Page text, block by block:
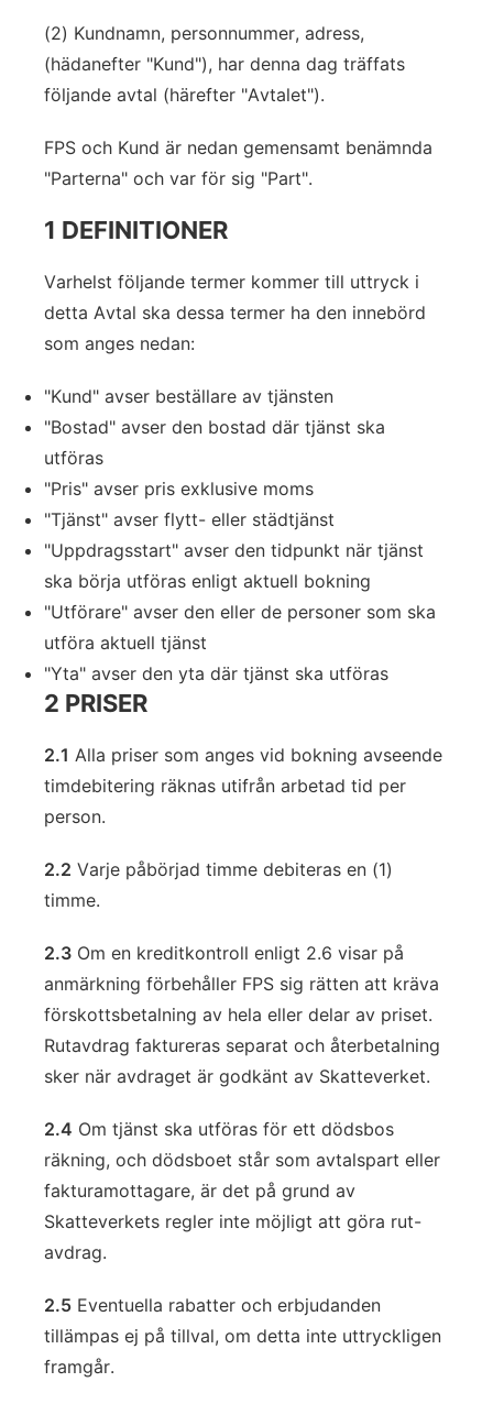
(2) Kundnamn, personnummer, adress,
(hädanefter "Kund"), har denna dag träffats
följande avtal (härefter "Avtalet").
FPS och Kund är nedan gemensamt benämnda
"Parterna" och var för sig "Part".
1 DEFINITIONER
Varhelst följande termer kommer till uttryck i
detta Avtal ska dessa termer ha den innebörd
som anges nedan:
"Kund" avser beställare av tjänsten
"Bostad" avser den bostad där tjänst ska
utföras
"Pris" avser pris exklusive moms
"Tjänst" avser flytt- eller städtjänst
"Uppdragsstart" avser den tidpunkt när tjänst
ska börja utföras enligt aktuell bokning
"Utförare" avser den eller de personer som ska
utföra aktuell tjänst
"Yta" avser den yta där tjänst ska utföras
2 PRISER
2.1 Alla priser som anges vid bokning avseende
timdebitering räknas utifrån arbetad tid per
person.
2.2 Varje påbörjad timme debiteras en (1)
timme.
2.3 Om en kreditkontroll enligt 2.6 visar på
anmärkning förbehåller FPS sig rätten att kräva
förskottsbetalning av hela eller delar av priset.
Rutavdrag faktureras separat och återbetalning
sker när avdraget är godkänt av Skatteverket.
2.4 Om tjänst ska utföras för ett dödsbos
räkning, och dödsboet står som avtalspart eller
fakturamottagare, är det på grund av
Skatteverkets regler inte möjligt att göra rut-
avdrag.
2.5 Eventuella rabatter och erbjudanden
tillämpas ej på tillval, om detta inte uttryckligen
framgår.